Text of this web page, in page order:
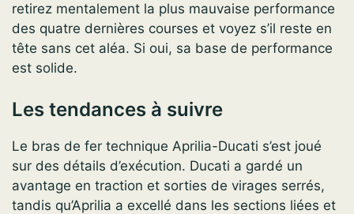
retirez mentalement la plus mauvaise performance
des quatre dernières courses et voyez s’il reste en
tête sans cet aléa. Si oui, sa base de performance
est solide.
Les tendances à suivre
Le bras de fer technique Aprilia-Ducati s’est joué
sur des détails d’exécution. Ducati a gardé un
avantage en traction et sorties de virages serrés,
tandis qu’Aprilia a excellé dans les sections liées et